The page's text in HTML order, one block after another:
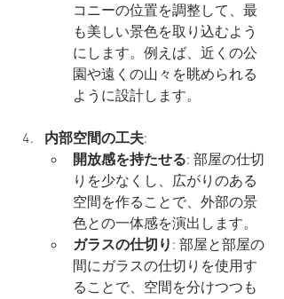
コニーの位置を調整して、最
も美しい景色を取り込むよう
にします。例えば、近くの公
園や遠くの山々を眺められる
ように設計します。
内部空間の工夫:
開放感を持たせる: 部屋の仕切
りを少なくし、広がりのある
空間を作ることで、外部の景
色との一体感を演出します。
ガラスの仕切り : 部屋と部屋の
間にガラスの仕切りを使用す
ることで、空間を分けつつも